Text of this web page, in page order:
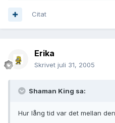
Citat
Erika
Skrivet juli 31, 2005
Shaman King sa:
Hur lång tid var det mellan